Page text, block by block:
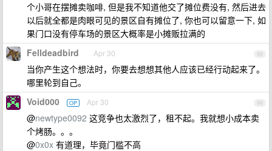
个小哥在摆摊卖咖啡, 但是我不知道他交了摊位费没有, 然后进去
以后就全都是肉眼可见的景区自有摊位了, 你也可以留意一下, 如
果门口没有停车场的景区大概率是小摊贩拉满的
98
Felldeadbird Apr 30
当你产生这个想法时，你要去想想其他人应该已经行动起来了。
哪里轮到自己。
99
Void000 OP Apr 30
@newtype0092 这竞争也太激烈了，租不起。我就想小成本卖
个烤肠。。。
@0x0x 有道理，毕竟门槛不高